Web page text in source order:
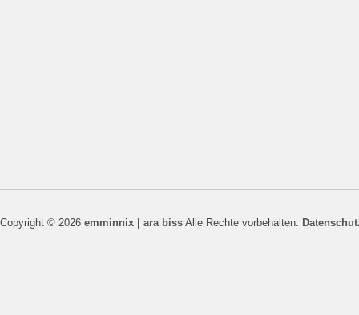
Copyright © 2026 emminnix | ara biss Alle Rechte vorbehalten.